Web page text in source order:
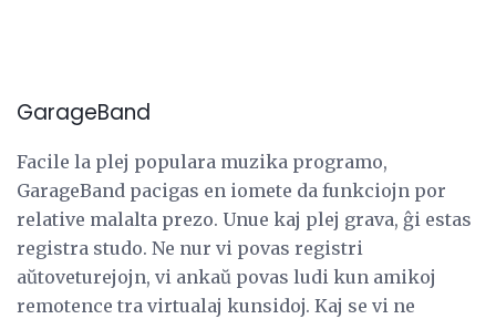
GarageBand
Facile la plej populara muzika programo,
GarageBand pacigas en iomete da funkciojn por
relative malalta prezo. Unue kaj plej grava, ĝi estas
registra studo. Ne nur vi povas registri
aŭtoveturejojn, vi ankaŭ povas ludi kun amikoj
remotence tra virtualaj kunsidoj. Kaj se vi ne